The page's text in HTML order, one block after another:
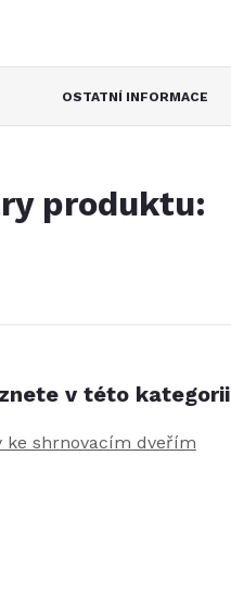
OSTATNÍ INFORMACE
produktu:
v této kategorii
ke shrnovacím dveřím